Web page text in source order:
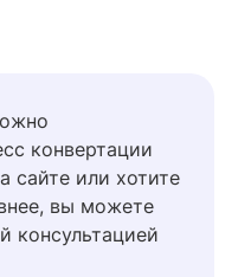
конвертации
сайте или хотите
вы можете
консультацией